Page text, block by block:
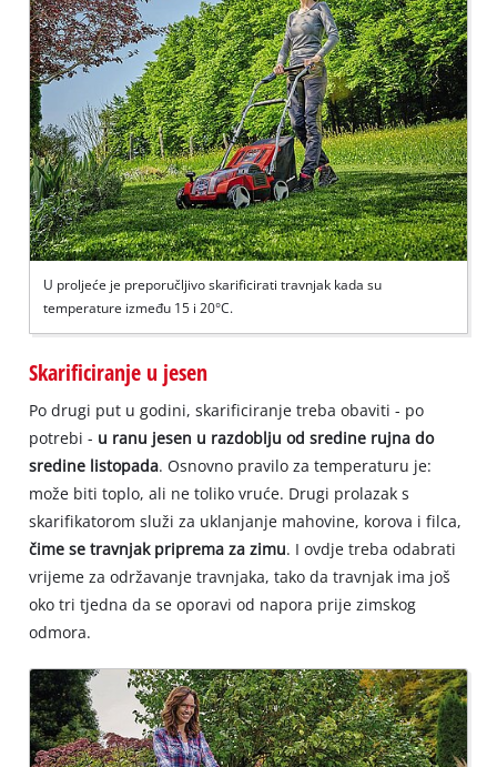
U proljeće je preporučljivo skarificirati travnjak kada su
temperature između 15 i 20°C.
Skarificiranje u jesen
Po drugi put u godini, skarificiranje treba obaviti - po
potrebi - u ranu jesen u razdoblju od sredine rujna do
sredine listopada. Osnovno pravilo za temperaturu je:
može biti toplo, ali ne toliko vruće. Drugi prolazak s
skarifikatorom služi za uklanjanje mahovine, korova i filca,
čime se travnjak priprema za zimu. I ovdje treba odabrati
vrijeme za održavanje travnjaka, tako da travnjak ima još
oko tri tjedna da se oporavi od napora prije zimskog
odmora.